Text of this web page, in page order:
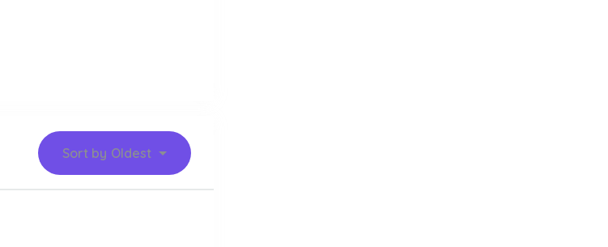
Sort by Oldest